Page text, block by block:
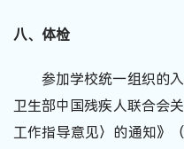
八、体检
参加学校统一组织的
卫生部中国残疾人联合会
工作指导意见〉的通知》